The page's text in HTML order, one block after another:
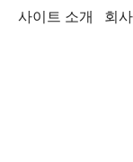
사이트 소개 회